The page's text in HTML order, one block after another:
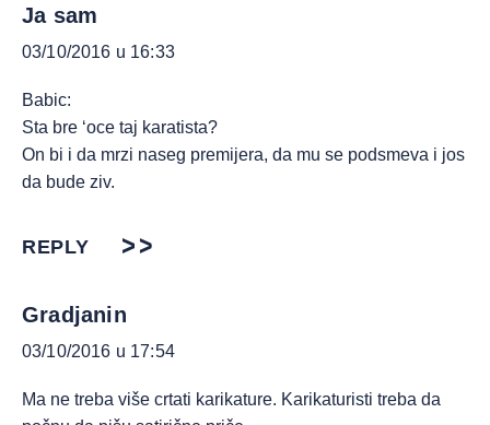
Ja sam
03/10/2016 u 16:33
Babic:
Sta bre ‘oce taj karatista?
On bi i da mrzi naseg premijera, da mu se podsmeva i jos
da bude ziv.
REPLY
Gradjanin
03/10/2016 u 17:54
Ma ne treba više crtati karikature. Karikaturisti treba da